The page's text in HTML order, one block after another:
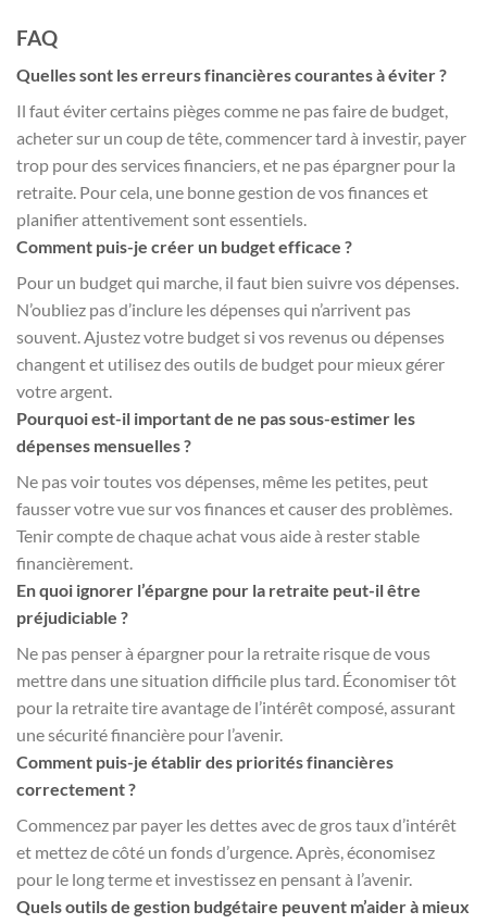
FAQ
Quelles sont les erreurs financières courantes à éviter ?
Il faut éviter certains pièges comme ne pas faire de budget,
acheter sur un coup de tête, commencer tard à investir, payer
trop pour des services financiers, et ne pas épargner pour la
retraite. Pour cela, une bonne gestion de vos finances et
planifier attentivement sont essentiels.
Comment puis-je créer un budget efficace ?
Pour un budget qui marche, il faut bien suivre vos dépenses.
N’oubliez pas d’inclure les dépenses qui n’arrivent pas
souvent. Ajustez votre budget si vos revenus ou dépenses
changent et utilisez des outils de budget pour mieux gérer
votre argent.
Pourquoi est-il important de ne pas sous-estimer les
dépenses mensuelles ?
Ne pas voir toutes vos dépenses, même les petites, peut
fausser votre vue sur vos finances et causer des problèmes.
Tenir compte de chaque achat vous aide à rester stable
financièrement.
En quoi ignorer l’épargne pour la retraite peut-il être
préjudiciable ?
Ne pas penser à épargner pour la retraite risque de vous
mettre dans une situation difficile plus tard. Économiser tôt
pour la retraite tire avantage de l’intérêt composé, assurant
une sécurité financière pour l’avenir.
Comment puis-je établir des priorités financières
correctement ?
Commencez par payer les dettes avec de gros taux d’intérêt
et mettez de côté un fonds d’urgence. Après, économisez
pour le long terme et investissez en pensant à l’avenir.
Quels outils de gestion budgétaire peuvent m’aider à mieux